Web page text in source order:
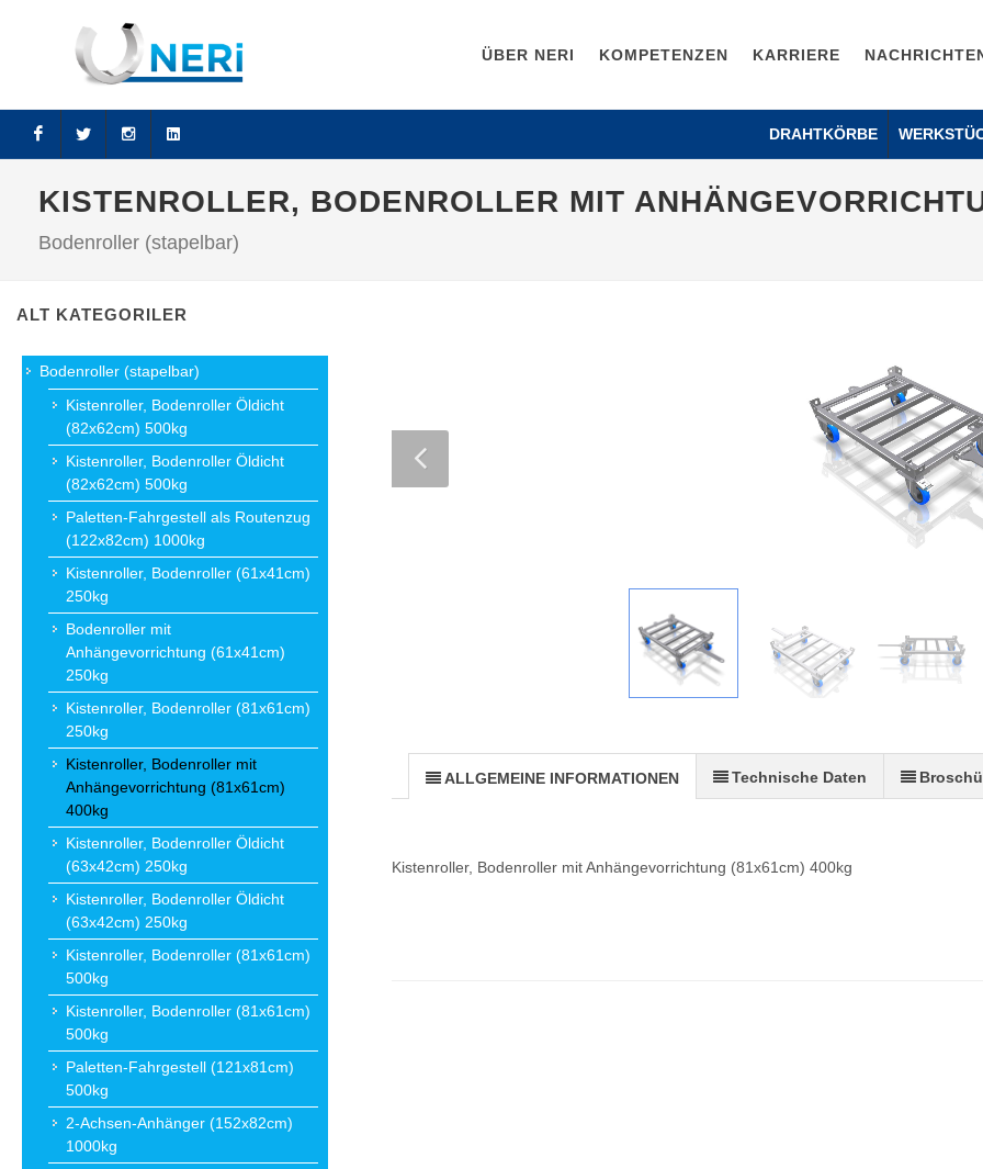
ÜBER NERI KOMPETENZEN KARRIERE
DRAHTKÖRBE
KISTENROLLER, BODENROLLER MIT
Bodenroller (stapelbar)
ALLGEMEINE INFORMATIONEN Technische Daten
Kistenroller, Bodenroller mit Anhängevorrichtung (81x61cm) 400kg
ALT KATEGORILER
Bodenroller (stapelbar)
Kistenroller, Bodenroller Öldicht
(82x62cm) 500kg
Kistenroller, Bodenroller Öldicht
(82x62cm) 500kg
Paletten-Fahrgestell als Routenzug
(122x82cm) 1000kg
Kistenroller, Bodenroller (61x41cm)
250kg
Bodenroller mit
Anhängevorrichtung (61x41cm)
250kg
Kistenroller, Bodenroller (81x61cm)
250kg
Kistenroller, Bodenroller mit
Anhängevorrichtung (81x61cm)
400kg
Kistenroller, Bodenroller Öldicht
(63x42cm) 250kg
Kistenroller, Bodenroller Öldicht
(63x42cm) 250kg
Kistenroller, Bodenroller (81x61cm)
500kg
Kistenroller, Bodenroller (81x61cm)
500kg
Paletten-Fahrgestell (121x81cm)
500kg
2-Achsen-Anhänger (152x82cm)
1000kg